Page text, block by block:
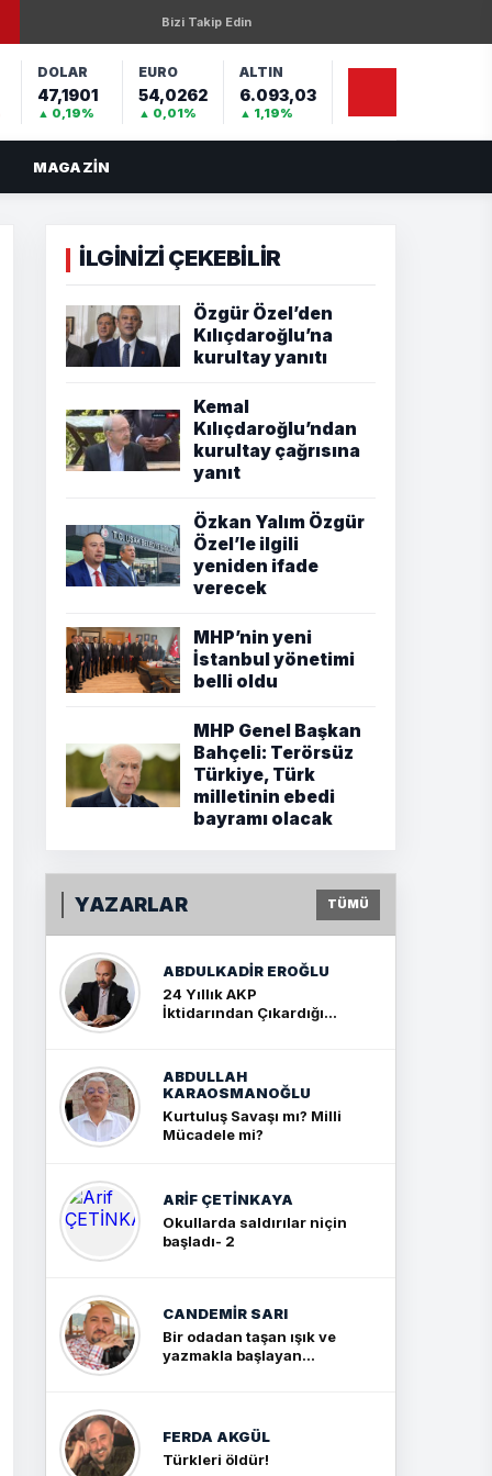
Bizi Takip Edin
DOLAR
47,1901
▲ 0,19%
EURO
54,0262
▲ 0,01%
ALTIN
6.093,03
▲ 1,19%
MAGAZIN
İLGİNİZİ ÇEKEBİLİR
Özgür Özel’den
Kılıçdaroğlu’na
kurultay yanıtı
Kemal
Kılıçdaroğlu’ndan
kurultay çağrısına
yanıt
Özkan Yalım Özgür
Özel’le ilgili
yeniden ifade
verecek
MHP’nin yeni
İstanbul yönetimi
belli oldu
MHP Genel Başkan
Bahçeli: Terörsüz
Türkiye, Türk
milletinin ebedi
bayramı olacak
YAZARLAR TÜMÜ
ABDULKADIR EROĞLU
24 Yıllık AKP
İktidarından Çıkardığım
ABDULLAH
KARAOSMANOĞLU
Kurtuluş Savaşı mı? Milli
Mücadele mi?
ARIF ÇETİNKAYA
Okullarda saldırılar niçin
başladı- 2
CANDEMIR SARI
Bir odadan taşan ışık ve
yazmakla başlayan
FERDA AKGÜL
Türkleri öldür!